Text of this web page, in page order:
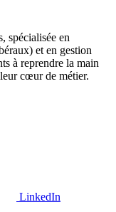
spécialisée en
et en gestion
à reprendre la main
cœur de métier.
LinkedIn